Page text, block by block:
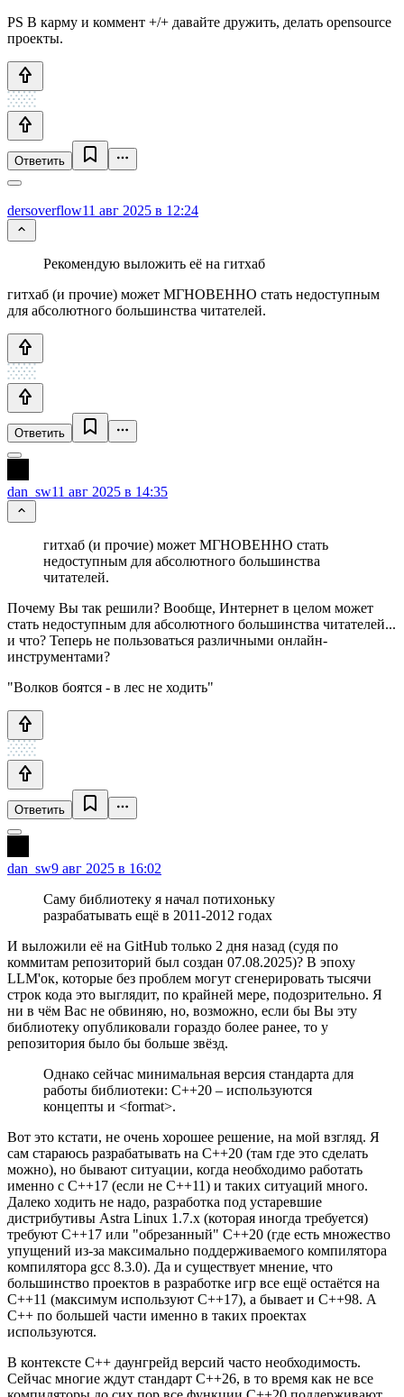
PS В карму и коммент +/+ давайте дружить, делать opensource
проекты.
Ответить
dersoverflow11 авг 2025 в 12:24
Рекомендую выложить её на гитхаб
гитхаб (и прочие) может МГНОВЕННО стать недоступным
для абсолютного большинства читателей.
Ответить
dan_sw11 авг 2025 в 14:35
гитхаб (и прочие) может МГНОВЕННО стать
недоступным для абсолютного большинства
читателей.
Почему Вы так решили? Вообще, Интернет в целом может
стать недоступным для абсолютного большинства читателей...
и что? Теперь не пользоваться различными онлайн-
инструментами?
"Волков боятся - в лес не ходить"
Ответить
dan_sw9 авг 2025 в 16:02
Саму библиотеку я начал потихоньку
разрабатывать ещё в 2011-2012 годах
И выложили её на GitHub только 2 дня назад (судя по
коммитам репозиторий был создан 07.08.2025)? В эпоху
LLM'ок, которые без проблем могут сгенерировать тысячи
строк кода это выглядит, по крайней мере, подозрительно. Я
ни в чём Вас не обвиняю, но, возможно, если бы Вы эту
библиотеку опубликовали гораздо более ранее, то у
репозитория было бы больше звёзд.
Однако сейчас минимальная версия стандарта для
работы библиотеки: C++20 – используются
концепты и <format>.
Вот это кстати, не очень хорошее решение, на мой взгляд. Я
сам стараюсь разрабатывать на C++20 (там где это сделать
можно), но бывают ситуации, когда необходимо работать
именно с C++17 (если не C++11) и таких ситуаций много.
Далеко ходить не надо, разработка под устаревшие
дистрибутивы Astra Linux 1.7.x (которая иногда требуется)
требуют C++17 или "обрезанный" C++20 (где есть множество
упущений из-за максимально поддерживаемого компилятора
компилятора gcc 8.3.0). Да и существует мнение, что
большинство проектов в разработке игр все ещё остаётся на
C++11 (максимум используют C++17), а бывает и C++98. А
C++ по большей части именно в таких проектах
используются.
В контексте C++ даунгрейд версий часто необходимость.
Сейчас многие ждут стандарт C++26, в то время как не все